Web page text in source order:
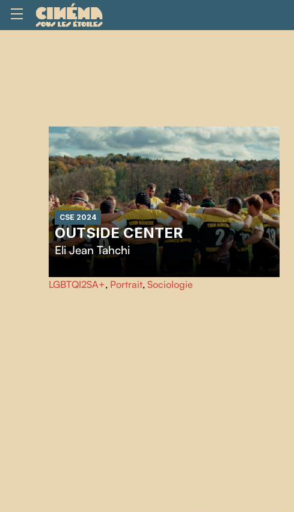
CSE 2024
OUTSIDE CENTER
Eli Jean Tahchi
Après avoir trouvé une communauté dans une équipe de
rugby à Munich, Desmond, d'origine jamaïcaine, aborde la
LGBTQI2SA+, Portrait, Sociologie